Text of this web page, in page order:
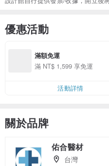
優惠活動
滿額免運
滿 NT$ 1,599 享免運
活動詳情
關於品牌
佑合醫材
台灣